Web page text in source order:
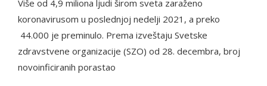
Više od 4,9 miliona ljudi širom sveta zaraženo
koronavirusom u poslednjoj nedelji 2021, a preko
44.000 je preminulo. Prema izveštaju Svetske
zdravstvene organizacije (SZO) od 28. decembra, broj
novoinficiranih porastao